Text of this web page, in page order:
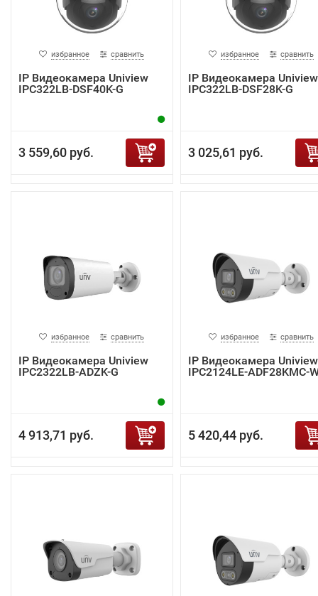
избранное сравнить
IP Видеокамера Uniview
IPC322LB-DSF40K-G
3 559,60 руб.
избранное сравнить
IP Видеокамера Uniview
IPC322LB-DSF28K-G
3 025,61 руб.
избранное сравнить
IP Видеокамера Uniview
IPC2322LB-ADZK-G
4 913,71 руб.
избранное сравнить
IP Видеокамера Uniview
IPC2124LE-ADF28KMC-
5 420,44 руб.